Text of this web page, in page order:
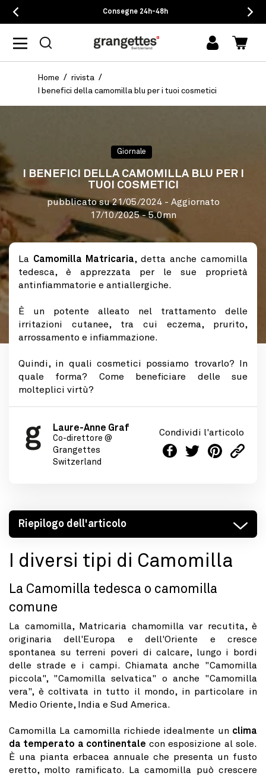
Consegne 24h-48h
Accedi
Home
rivista
I benefici della camomilla blu per i tuoi cosmetici
Giornale
I BENEFICI DELLA CAMOMILLA BLU PER I
TUOI COSMETICI
pubblicato su21/05/2024- Aggiornato
17/10/2025- 5.0mn
La Camomilla Matricaria, detta anche camomilla
tedesca, è apprezzata per le sue proprietà
antinfiammatorie e antiallergiche.
È un potente alleato nel trattamento delle
irritazioni cutanee, tra cui eczema, prurito,
arrossamento e infiammazione.
Quindi, in quali cosmetici possiamo trovarlo? In
quale forma? Come beneficiare delle sue
molteplici virtù?
Laure-Anne Graf
Co-direttore @
Grangettes
Switzerland
Condividi l'articolo
Riepilogo dell'articolo
I diversi tipi di Camomilla
La Camomilla tedesca o camomilla
comune
La camomilla, Matricaria chamomilla var recutita, è
originaria dell'Europa e dell'Oriente e cresce
spontanea su terreni poveri di calcare, lungo i bordi
delle strade e i campi. Chiamata anche "Camomilla
piccola", "Camomilla selvatica" o anche "Camomilla
vera", è coltivata in tutto il mondo, in particolare in
Medio Oriente, India e Sud America.
Camomilla La camomilla richiede idealmente un clima
da temperato a continentale con esposizione al sole.
È una pianta erbacea annuale che presenta un fusto
eretto, molto ramificato. La camomilla può crescere